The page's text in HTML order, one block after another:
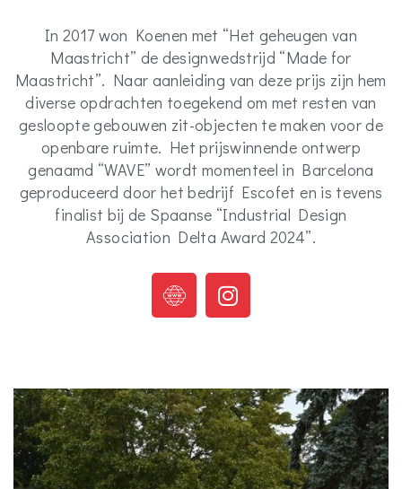
In 2017 won Koenen met “Het geheugen van
Maastricht” de designwedstrijd “Made for
Maastricht”. Naar aanleiding van deze prijs zijn hem
diverse opdrachten toegekend om met resten van
gesloopte gebouwen zit-objecten te maken voor de
openbare ruimte. Het prijswinnende ontwerp
genaamd “WAVE” wordt momenteel in Barcelona
geproduceerd door het bedrijf Escofet en is tevens
finalist bij de Spaanse “Industrial Design
Association Delta Award 2024”.